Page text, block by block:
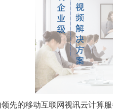
先的移动互联网视讯云计算